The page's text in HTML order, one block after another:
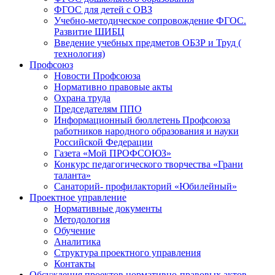
ФГОС для детей с ОВЗ
Учебно-методическое сопровождение ФГОС.
Развитие ШИБЦ
Введение учебных предметов ОБЗР и Труд (
технология)
Профсоюз
Новости Профсоюза
Нормативно правовые акты
Охрана труда
Председателям ППО
Информационный бюллетень Профсоюза
работников народного образования и науки
Российской Федерации
Газета «Мой ПРОФСОЮЗ»
Конкурс педагогического творчества «Грани
таланта»
Санаторий- профилакторий «Юбилейный»
Проектное управление
Нормативные документы
Методология
Обучение
Аналитика
Структура проектного управления
Контакты